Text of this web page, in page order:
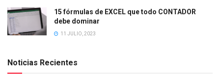
15 fórmulas de EXCEL que todo CONTADOR
debe dominar
11 JULIO, 2023
Noticias Recientes